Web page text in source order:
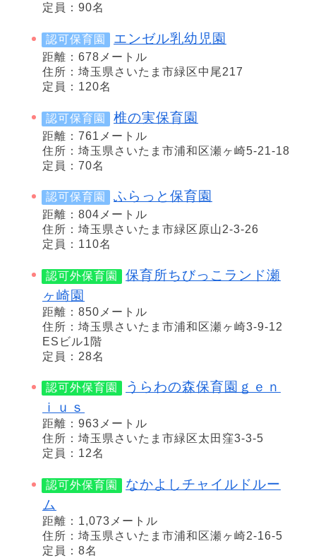
定員：90名
認可保育園 エンゼル乳幼児園
距離：678メートル
住所：埼玉県さいたま市緑区中尾217
定員：120名
認可保育園 椎の実保育園
距離：761メートル
住所：埼玉県さいたま市浦和区瀬ヶ崎5-21-18
定員：70名
認可保育園 ふらっと保育園
距離：804メートル
住所：埼玉県さいたま市緑区原山2-3-26
定員：110名
認可外保育園
保育所ちびっこランド瀬
ヶ崎園
距離：850メートル
住所：埼玉県さいたま市浦和区瀬ヶ崎3-9-12
ESビル1階
定員：28名
認可外保育園
うらわの森保育園ｇｅｎ
ｉｕｓ
距離：963メートル
住所：埼玉県さいたま市緑区太田窪3-3-5
定員：12名
認可外保育園
なかよしチャイルドルー
ム
距離：1,073メートル
住所：埼玉県さいたま市浦和区瀬ヶ崎2-16-5
定員：8名